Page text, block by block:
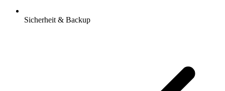
Sicherheit & Backup